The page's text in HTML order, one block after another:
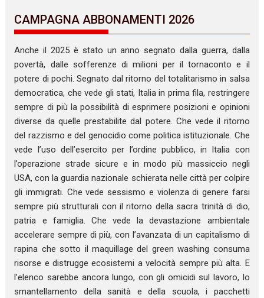
CAMPAGNA ABBONAMENTI 2026
Anche il 2025 è stato un anno segnato dalla guerra, dalla
povertà, dalle sofferenze di milioni per il tornaconto e il
potere di pochi. Segnato dal ritorno del totalitarismo in salsa
democratica, che vede gli stati, Italia in prima fila, restringere
sempre di più la possibilità di esprimere posizioni e opinioni
diverse da quelle prestabilite dal potere. Che vede il ritorno
del razzismo e del genocidio come politica istituzionale. Che
vede l’uso dell’esercito per l’ordine pubblico, in Italia con
l’operazione strade sicure e in modo più massiccio negli
USA, con la guardia nazionale schierata nelle città per colpire
gli immigrati. Che vede sessismo e violenza di genere farsi
sempre più strutturali con il ritorno della sacra trinità di dio,
patria e famiglia. Che vede la devastazione ambientale
accelerare sempre di più, con l’avanzata di un capitalismo di
rapina che sotto il maquillage del green washing consuma
risorse e distrugge ecosistemi a velocità sempre più alta. E
l’elenco sarebbe ancora lungo, con gli omicidi sul lavoro, lo
smantellamento della sanità e della scuola, i pacchetti